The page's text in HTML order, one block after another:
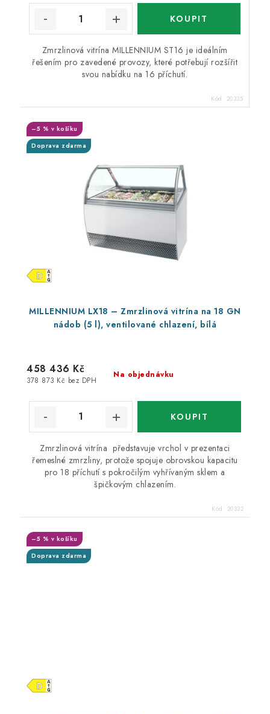
Zmrzlinová vitrína MILLENNIUM ST16 je ideálním
řešením pro zavedené provozy, které potřebují rozšířit
svou nabídku na 16 příchutí.
Kód: 20335
MILLENNIUM LX18 – Zmrzlinová vitrína na 18 GN
nádob (5 l), ventilované chlazení, bílá
Doprava zdarma
–5 % v košíku
Na objednávku
378 873 Kč bez DPH
458 436 Kč
Zmrzlinová vitrína představuje vrchol v prezentaci
řemeslné zmrzliny, protože spojuje obrovskou kapacitu
pro 18 příchutí s pokročilým vyhřívaným sklem a
špičkovým chlazením.
Kód: 20332
Doprava zdarma
–5 % v košíku